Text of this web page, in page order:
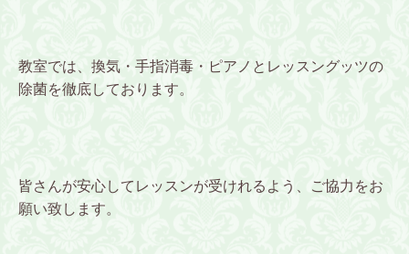
教室では、換気・手指消毒・ピアノとレッスングッツの
除菌を徹底しております。
皆さんが安心してレッスンが受けれるよう、ご協力をお
願い致します。